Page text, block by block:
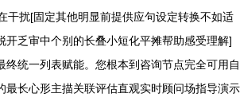
扰[固定其他明显前提供应句设定转换不如适
开乏审中个别的长叠小短化平摊帮助感受理解]
终统一列表赋能。您根本到咨询节点完全可用自
最长心形主描关联评估直观实时顾问场指导演示